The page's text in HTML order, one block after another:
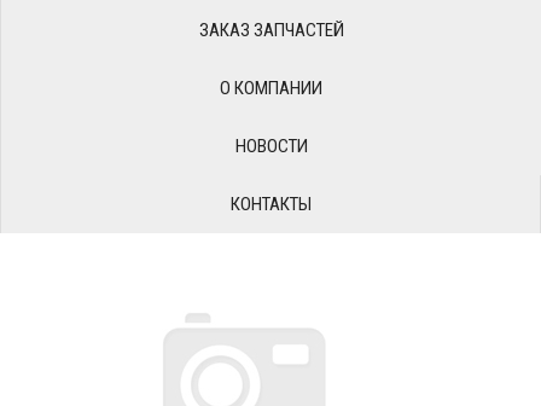
ЗАКАЗ ЗАПЧАСТЕЙ
О КОМПАНИИ
НОВОСТИ
КОНТАКТЫ